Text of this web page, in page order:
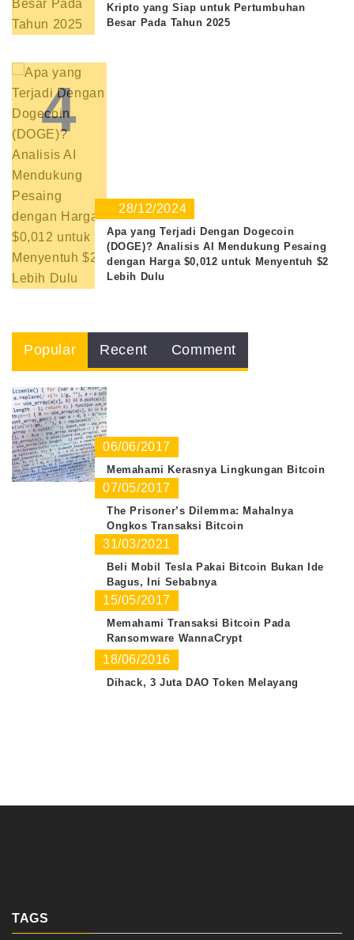
Kripto yang Siap untuk Pertumbuhan
Besar Pada Tahun 2025
4
28/12/2024
Apa yang Terjadi Dengan Dogecoin
(DOGE)? Analisis AI Mendukung Pesaing
dengan Harga $0,012 untuk Menyentuh $2
Lebih Dulu
Popular Recent Comment
06/06/2017
Memahami Kerasnya Lingkungan Bitcoin
07/05/2017
The Prisoner’s Dilemma: Mahalnya
Ongkos Transaksi Bitcoin
31/03/2021
Beli Mobil Tesla Pakai Bitcoin Bukan Ide
Bagus, Ini Sebabnya
15/05/2017
Memahami Transaksi Bitcoin Pada
Ransomware WannaCrypt
18/06/2016
Dihack, 3 Juta DAO Token Melayang
TAGS